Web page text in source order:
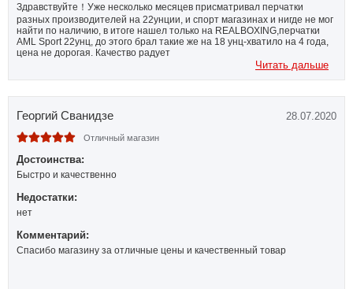
Здравствуйте！Уже несколько месяцев присматривал перчатки
разных производителей на 22унции, и спорт магазинах и нигде не мог
найти по наличию, в итоге нашел только на REALBOXING,перчатки
AML Sport 22унц, до этого брал такие же на 18 унц-хватило на 4 года,
цена не дорогая. Качество радует
Читать дальше
Георгий Сванидзе 28.07.2020
Отличный магазин
Достоинства:
Быстро и качественно
Недостатки:
нет
Комментарий:
Спасибо магазину за отличные цены и качественный товар